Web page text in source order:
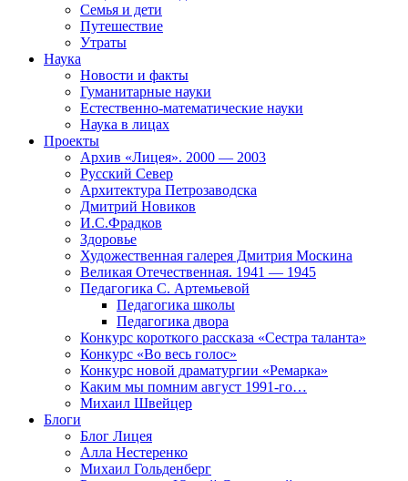
Семья и дети
Путешествие
Утраты
Наука
Новости и факты
Гуманитарные науки
Естественно-математические науки
Наука в лицах
Проекты
Архив «Лицея». 2000 — 2003
Русский Север
Архитектура Петрозаводска
Дмитрий Новиков
И.С.Фрадков
Здоровье
Художественная галерея Дмитрия Москина
Великая Отечественная. 1941 — 1945
Педагогика С. Артемьевой
Педагогика школы
Педагогика двора
Конкурс короткого рассказа «Сестра таланта»
Конкурс «Во весь голос»
Конкурс новой драматургии «Ремарка»
Каким мы помним август 1991-го…
Михаил Швейцер
Блоги
Блог Лицея
Алла Нестеренко
Михаил Гольденберг